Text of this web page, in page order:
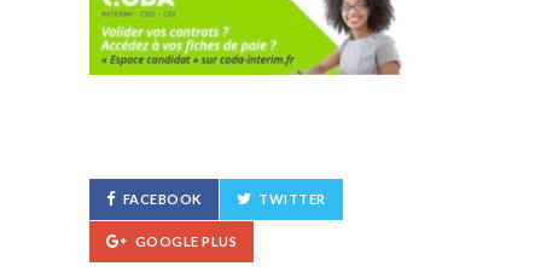
FACEBOOK TWITTER
GOOGLE PLUS